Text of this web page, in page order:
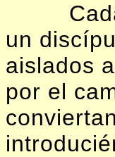
un
aislados
por el